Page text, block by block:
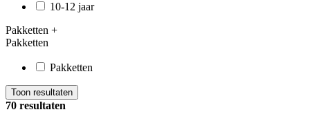
10-12 jaar
Pakketten +
Pakketten
Pakketten
Toon resultaten
70 resultaten